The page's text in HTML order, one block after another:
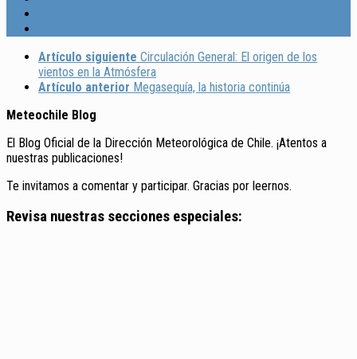
Artículo siguiente Circulación General: El origen de los
vientos en la Atmósfera
Artículo anterior Megasequía, la historia continúa
Meteochile Blog
El Blog Oficial de la Dirección Meteorológica de Chile. ¡Atentos a
nuestras publicaciones!
Te invitamos a comentar y participar. Gracias por leernos.
Revisa nuestras secciones especiales: